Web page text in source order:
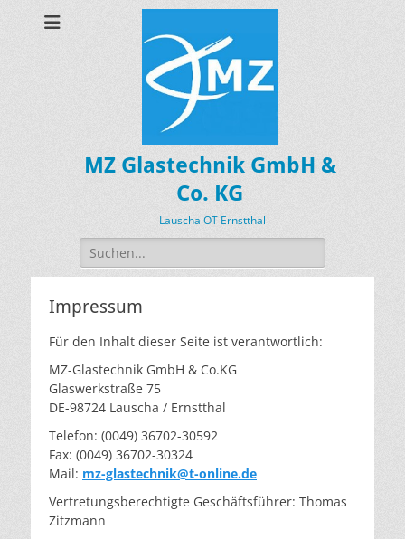
MZ Glastechnik GmbH &
Co. KG
Lauscha OT Ernstthal
Suchen
nach:
Impressum
Für den Inhalt dieser Seite ist verantwortlich:
MZ-Glastechnik GmbH & Co.KG
Glaswerkstraße 75
DE-98724 Lauscha / Ernstthal
Telefon: (0049) 36702-30592
Fax: (0049) 36702-30324
Mail: mz-glastechnik@t-online.de
Vertretungsberechtigte Geschäftsführer: Thomas
Zitzmann